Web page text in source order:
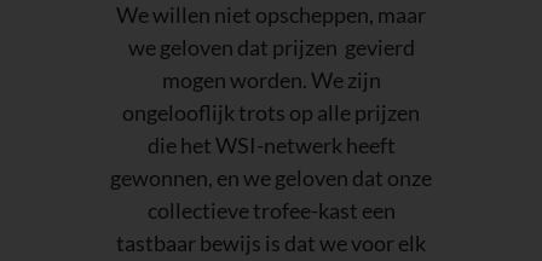
We willen niet opscheppen, maar
we geloven dat prijzen gevierd
mogen worden. We zijn
ongelooflijk trots op alle prijzen
die het WSI-netwerk heeft
gewonnen, en we geloven dat onze
collectieve trofee-kast een
tastbaar bewijs is dat we voor elk